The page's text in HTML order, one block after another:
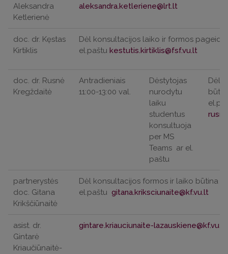
Aleksandra
Ketlerienė
doc. dr. Kęstas
Kirtiklis
Dėl konsultacijos laiko ir formos
el.paštu
doc. dr. Rusnė
Kregždaitė
Antradieniais
11:00-13:00 val.
Dėstytojas
nurodytu
laiku
studentus
konsultuoja
per MS
Teams ar el.
paštu
Dėl
partnerystės
doc. Gitana
Krikščiūnaitė
Dėl konsultacijos formos ir laiko būtina
el.paštu
asist. dr.
Gintarė
Kriaučiūnaitė-